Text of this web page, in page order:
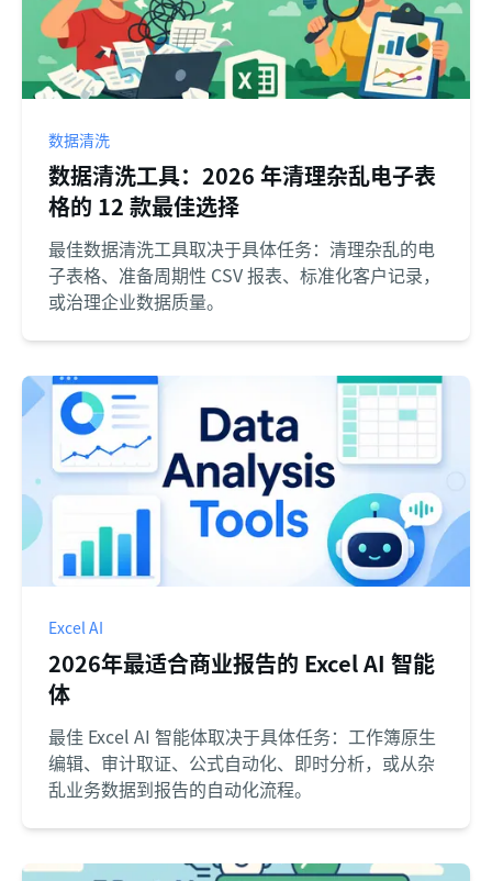
数据清洗
数据清洗工具：2026 年清理杂乱电子表
格的 12 款最佳选择
最佳数据清洗工具取决于具体任务：清理杂乱的电
子表格、准备周期性 CSV 报表、标准化客户记录，
或治理企业数据质量。
Excel AI
2026年最适合商业报告的 Excel AI 智能
体
最佳 Excel AI 智能体取决于具体任务：工作簿原生
编辑、审计取证、公式自动化、即时分析，或从杂
乱业务数据到报告的自动化流程。